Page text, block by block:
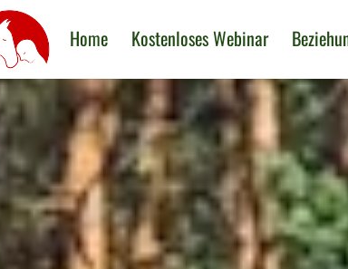
Home Kostenloses Webinar